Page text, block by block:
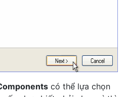
có thể lựa chọn